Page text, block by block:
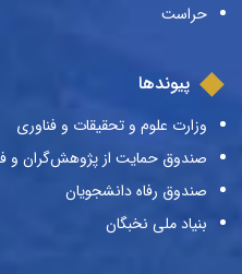
حراست
پیوندها
وزارت علوم و تحقیقات و فناوری
صندوق حمایت از پژوهش‌گران و
صندوق رفاه دانشجویان
بنیاد ملی نخبگان